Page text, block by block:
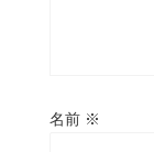
名前 ※